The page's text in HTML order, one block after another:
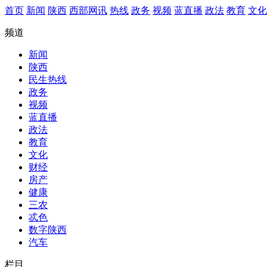
首页 新闻 陕西 西部网讯 热线 政务 视频 蓝直播 政法 教育 文化
频道
新闻
陕西
民生热线
政务
视频
蓝直播
政法
教育
文化
财经
房产
健康
三农
忒色
数字陕西
汽车
栏目